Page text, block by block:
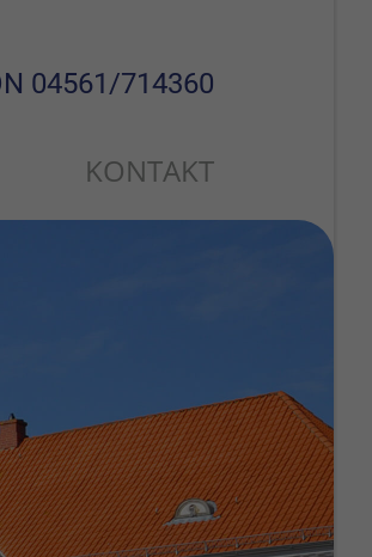
us
adipiscing elit.
KONTAKT
04561/714360